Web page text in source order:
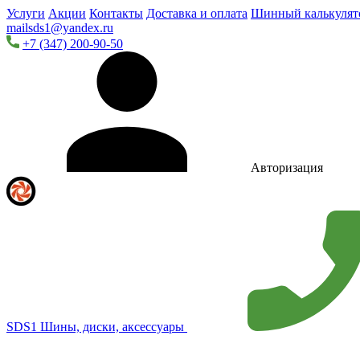
Услуги Акции Контакты Доставка и оплата Шинный
mailsds1@yandex.ru
+7 (347) 200-90-50
Авторизация
SDS1 Шины, диски, аксессуары